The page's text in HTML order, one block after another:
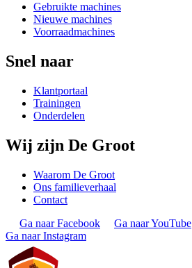
Gebruikte machines
Nieuwe machines
Voorraadmachines
Snel naar
Klantportaal
Trainingen
Onderdelen
Wij zijn De Groot
Waarom De Groot
Ons familieverhaal
Contact
Ga naar Facebook
Ga naar YouTube
Ga naar Instagram